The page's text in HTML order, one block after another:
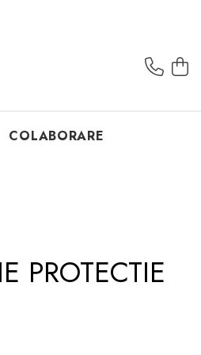
COLABORARE
PROTECTIE